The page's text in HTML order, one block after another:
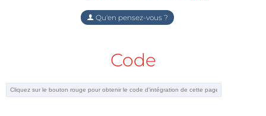
Qu'en pensez-vous ?
Code